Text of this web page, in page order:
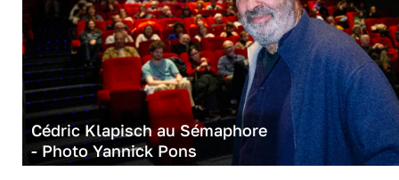
Cédric Klapisch au Sémaphore
- Photo Yannick Pons